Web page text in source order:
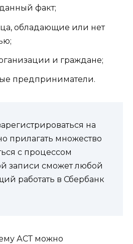
факт;
обладающие или нет
и граждане;
предприниматели.
на
прилагать множество
с процессом
записи сможет любой
работать в Сбербанк
АСТ можно